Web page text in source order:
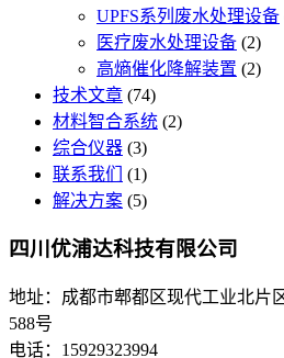
UPFS系列废水处理设备
医疗废水处理设备 (2)
高熵催化降解装置 (2)
技术文章 (74)
材料智合系统 (2)
综合仪器 (3)
联系我们
(1)
解决方案 (5)
四川优浦达科技有限公司
地址：成都市郫都区现代工业北片
588号
电话：15929323994